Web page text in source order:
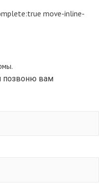
move-inline-
позвоню вам